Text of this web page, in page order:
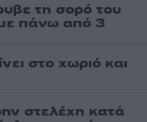
τη σορό του
πάνω από 3
στο χωριό και
στελέχη κατά